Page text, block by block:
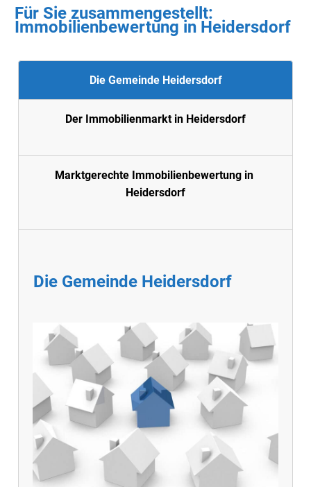
Für Sie zusammengestellt :
Immobilienbewertung in Heidersdorf
Die Gemeinde Heidersdorf
Der Immobilienmarkt in Heidersdorf
Marktgerechte Immobilienbewertung in
Heidersdorf
Die Gemeinde Heidersdorf